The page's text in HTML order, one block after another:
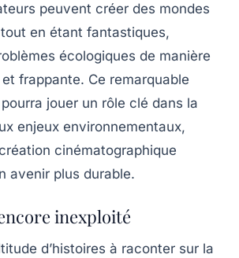
peuvent créer des mondes
en étant fantastiques,
écologiques de manière
frappante. Ce remarquable
jouer un rôle clé dans la
enjeux environnementaux,
cinématographique
avenir plus durable.
inexploité
d’histoires à raconter sur la